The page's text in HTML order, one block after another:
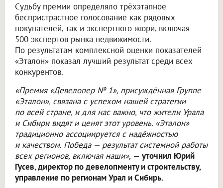
Судьбу премии определяло трёхэтапное
беспристрастное голосование как рядовых
покупателей, так и экспертного жюри, включая
500 экспертов рынка недвижимости.
По результатам комплексной оценки показателей
«Эталон» показал лучший результат среди всех
конкурентов.
«Премия «Девелопер № 1», присуждённая Группе
«Эталон», связана с успехом нашей стратегии
по всей стране, и для нас важно, что жители Урала
и Сибири видят и ценят этот уровень. «Эталон»
традиционно ассоциируется с надёжностью
и качеством. Победа — результат системной работы
всех регионов, включая наши», — уточнил Юрий
Гусев, директор по девелопменту и строительству,
управление по регионам Урал и Сибирь.